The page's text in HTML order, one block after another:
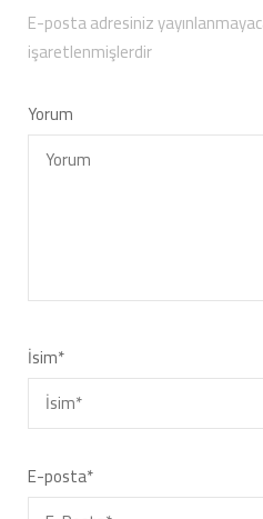
E-posta adresiniz
işaretlenmişlerdir
Yorum
İsim*
E-posta*